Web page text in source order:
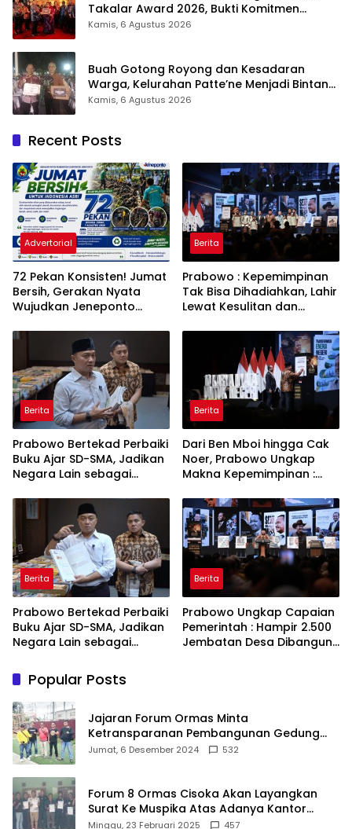
Takalar Award 2026, Bukti Komitmen
Hadirkan Pelayanan Kesehatan Berkualitas
Kamis, 6 Agustus 2026
Buah Gotong Royong dan Kesadaran
Warga, Kelurahan Patte’ne Menjadi Bintang
Takalar Award 2026
Kamis, 6 Agustus 2026
Recent Posts
Advertorial
72 Pekan Konsisten! Jumat
Bersih, Gerakan Nyata
Wujudkan Jeneponto
ASRI
Berita
Prabowo : Kepemimpinan
Tak Bisa Dihadiahkan, Lahir
Lewat Kesulitan dan
Berita
Prabowo Bertekad Perbaiki
Buku Ajar SD-SMA, Jadikan
Negara Lain sebagai
Berita
Dari Ben Mboi hingga Cak
Noer, Prabowo Ungkap
Makna Kepemimpinan :
Gunakan Akal Sehat
Berita
Prabowo Bertekad Perbaiki
Buku Ajar SD-SMA, Jadikan
Negara Lain sebagai
Berita
Prabowo Ungkap Capaian
Pemerintah : Hampir 2.500
Jembatan Desa Dibangun,
Popular Posts
Jajaran Forum Ormas Minta
Ketransparanan Pembangunan Gedung
Damkar Di Kecamatan Cisoka
Jumat, 6 Desember 2024 532
Forum 8 Ormas Cisoka Akan Layangkan
Surat Ke Muspika Atas Adanya Kantor
Matel di Cisoka
Minggu, 23 Februari 2025 457